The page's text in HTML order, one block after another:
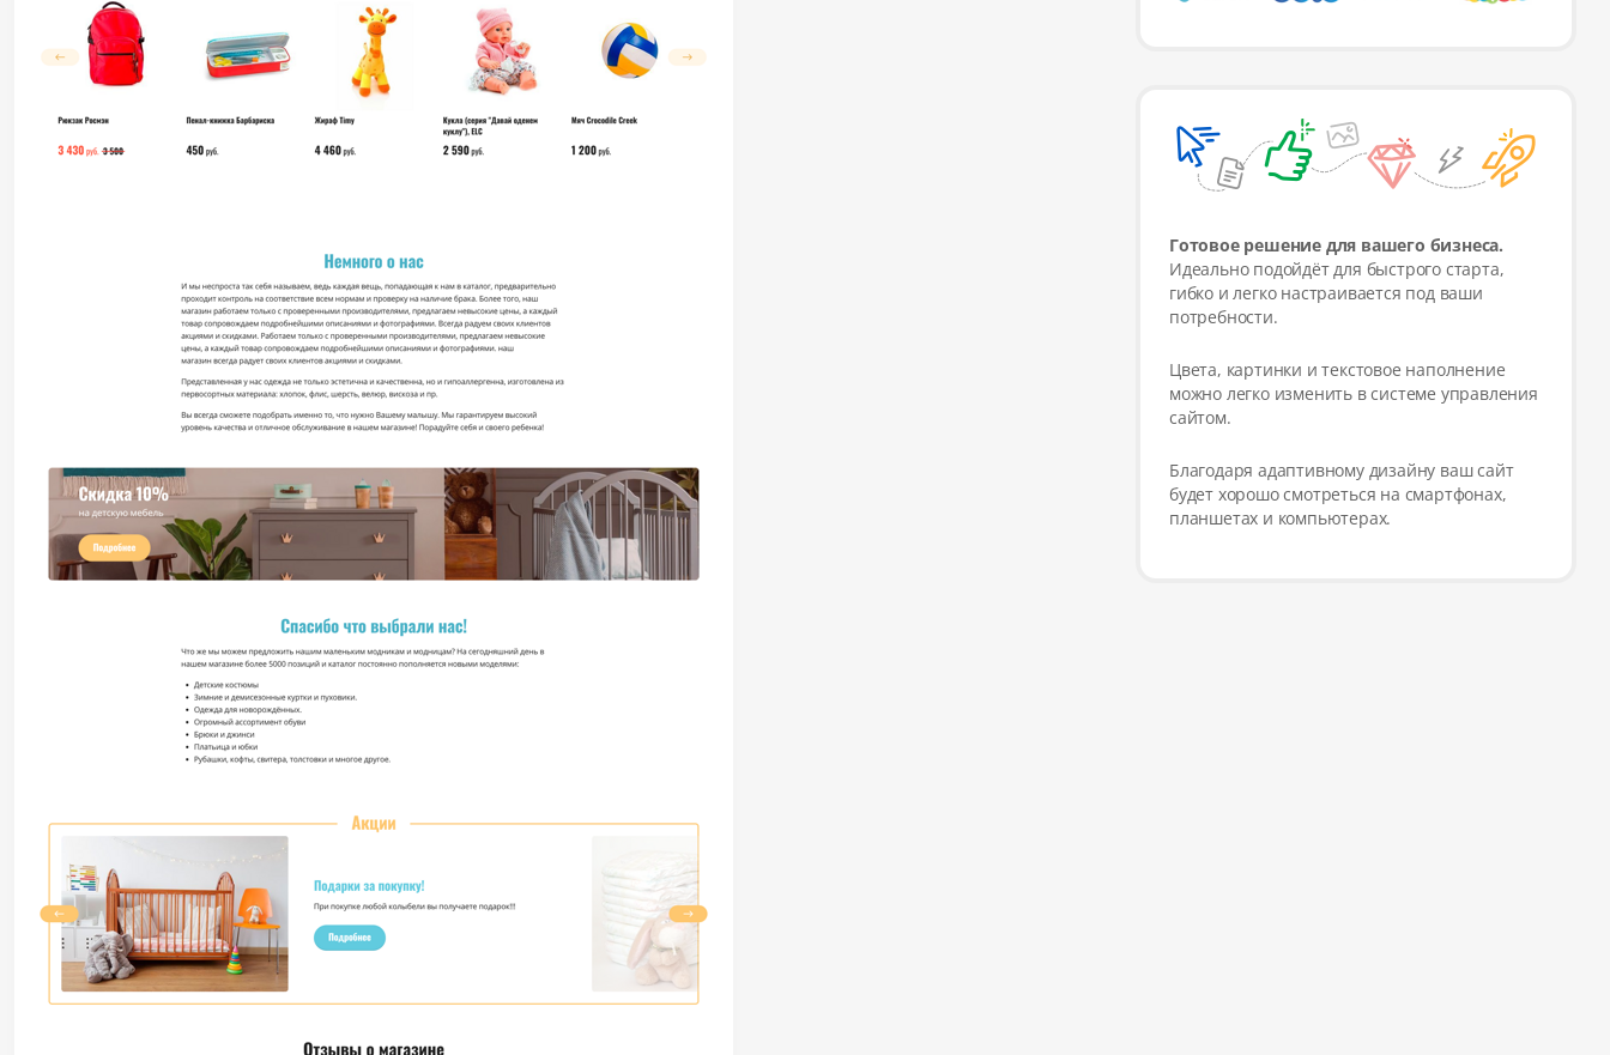
Готовое решение для вашего бизнеса.
Идеально подойдёт для быстрого старта,
гибко и легко настраивается под ваши
потребности.
Цвета, картинки и текстовое наполнение
можно легко изменить в системе управления
сайтом.
Благодаря адаптивному дизайну ваш сайт
будет хорошо смотреться на смартфонах,
планшетах и компьютерах.